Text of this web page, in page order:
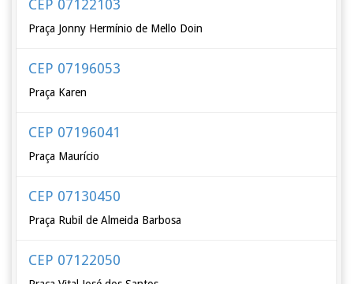
CEP 07122103
Praça Jonny Hermínio de Mello Doin
CEP 07196053
Praça Karen
CEP 07196041
Praça Maurício
CEP 07130450
Praça Rubil de Almeida Barbosa
CEP 07122050